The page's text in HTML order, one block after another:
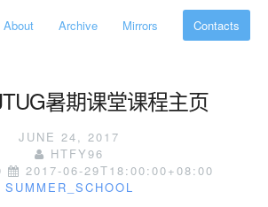
About Archive Mirrors Contacts
暑期课堂课程主页
JUNE 24, 2017
HTFY96
2017-06-29T18:00:00+08:00
SUMMER_SCHOOL